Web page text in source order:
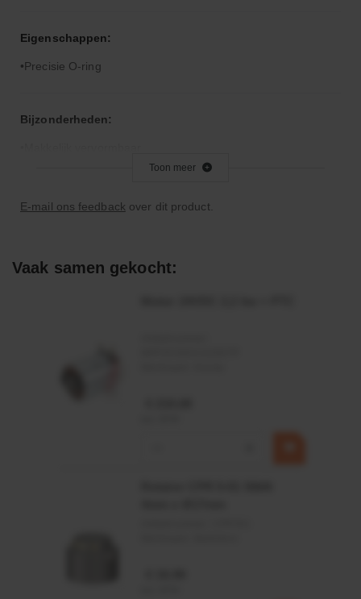
Eigenschappen:
Precisie O-ring
Bijzonderheden:
Toepassingsgebied:
Toon meer
E-mail ons feedback over dit product.
Vaak samen gekocht: